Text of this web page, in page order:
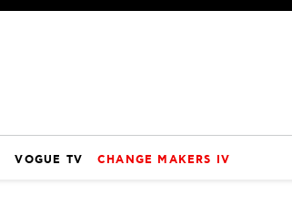
VOGUE TV CHANGE MAKERS IV